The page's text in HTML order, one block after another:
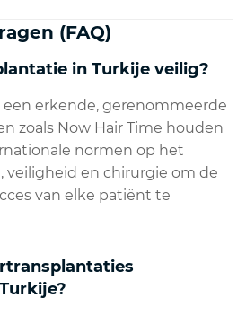
(FAQ)
in Turkije veilig?
een erkende, gerenommeerde
zoals Now Hair Time houden
normen op het
veiligheid en chirurgie om de
van elke patiënt te